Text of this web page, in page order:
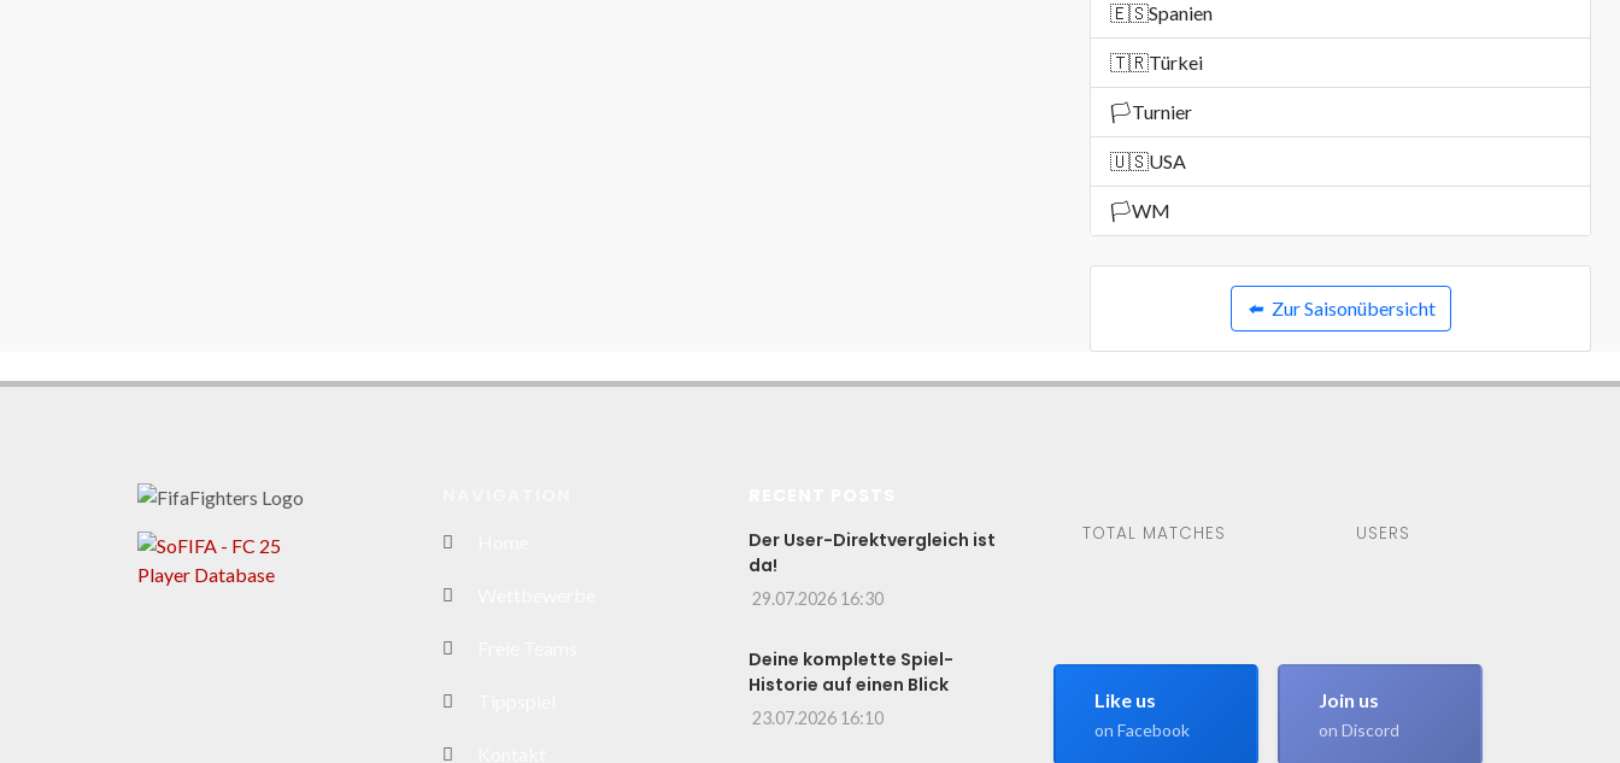
🇪🇸Spanien
🇹🇷Türkei
🏳️Turnier
🇺🇸USA
🏳️WM
⬅️ Zur Saisonübersicht
Der User-Direktvergleich ist
da!
29.07.2026 16:30
Deine komplette Spiel-
Historie auf einen Blick
23.07.2026 16:10
TOTAL MATCHES USERS
Like us
on Facebook
Join us
on Discord